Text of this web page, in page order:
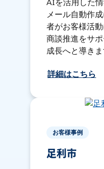
メール自動作
者がお客様活
商談推進をサ
成長へと導きま
詳細はこちら
お客様事例
足利市